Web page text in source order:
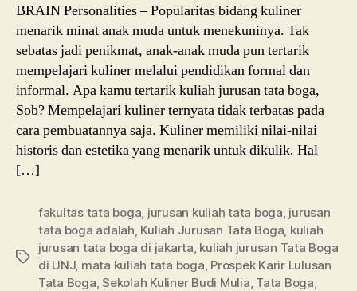
BRAIN Personalities – Popularitas bidang kuliner
menarik minat anak muda untuk menekuninya. Tak
sebatas jadi penikmat, anak-anak muda pun tertarik
mempelajari kuliner melalui pendidikan formal dan
informal. Apa kamu tertarik kuliah jurusan tata boga,
Sob? Mempelajari kuliner ternyata tidak terbatas pada
cara pembuatannya saja. Kuliner memiliki nilai-nilai
historis dan estetika yang menarik untuk dikulik. Hal
[…]
Tags
fakultas tata boga jurusan kuliah tata boga jurusan
tata boga adalah Kuliah Jurusan Tata Boga kuliah
jurusan tata boga di jakarta kuliah jurusan Tata Boga
di UNJ, mata kuliah tata boga Prospek Karir Lulusan
Tata Boga ,Sekolah Kuliner Budi Mulia Tata Boga